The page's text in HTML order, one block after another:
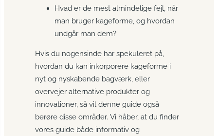
Hvad er de mest almindelige fejl, når
man bruger kageforme, og hvordan
undgår man dem?
Hvis du nogensinde har spekuleret på,
hvordan du kan inkorporere kageforme i
nyt og nyskabende bagværk, eller
overvejer alternative produkter og
innovationer, så vil denne guide også
berøre disse områder. Vi håber, at du finder
vores guide både informativ og